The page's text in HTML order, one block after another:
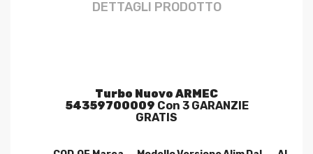
DETTAGLI PRODOTTO
Turbo Nuovo ARMEC
54359700009 Con 3 GARANZIE
GRATIS